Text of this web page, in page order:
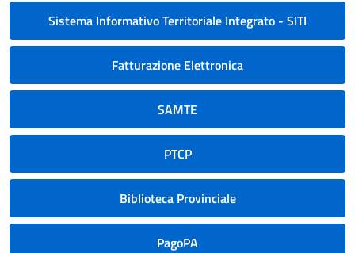
Sistema Informativo Territoriale Integrato - SITI
Fatturazione Elettronica
SAMTE
PTCP
Biblioteca Provinciale
PagoPA